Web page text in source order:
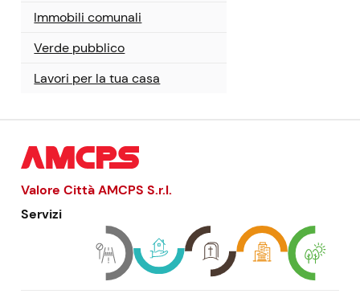
Immobili comunali
Verde pubblico
Lavori per la tua casa
Valore Città AMCPSS.r.l.
Servizi